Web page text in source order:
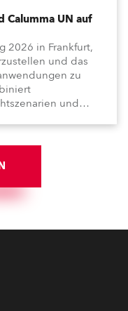
Calumma UN auf
2026 in Frankfurt,
und das
zu
und